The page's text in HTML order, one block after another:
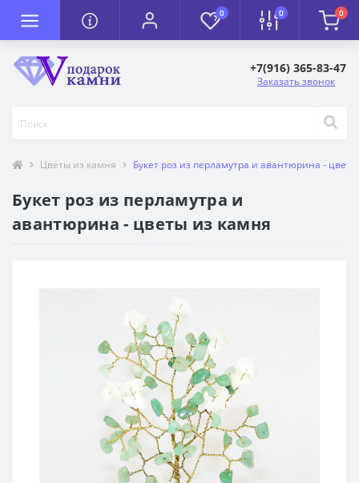
0 0 0
+7(916) 365-83-47
Заказать звонок
Цветы из камня Букет роз из перламутра и авантюрина -
Букет роз из перламутра и
авантюрина - цветы из камня